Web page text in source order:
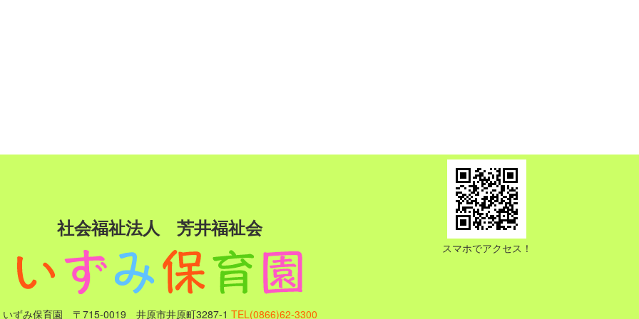
スマホでアクセス！
社会福祉法人 芳井福祉会
いずみ保育園 〒715-0019 井原市井原町3287-1 TEL(0866)62-3300